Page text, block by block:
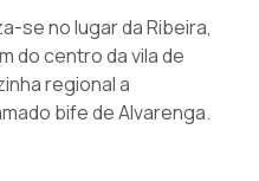
se no lugar da Ribeira,
do centro da vila de
regional a
bife de Alvarenga.